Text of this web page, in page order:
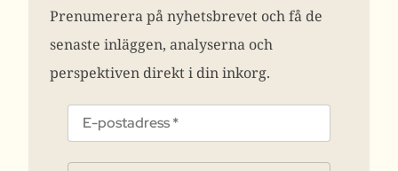
Prenumerera på nyhetsbrevet och få de
senaste inläggen, analyserna och
perspektiven direkt i din inkorg.